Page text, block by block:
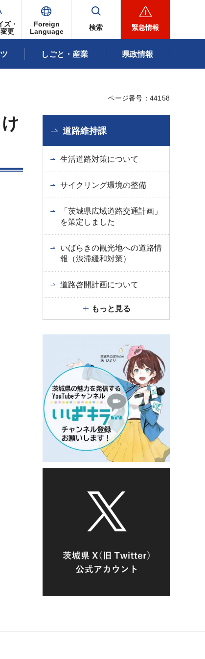
ズ・
更
Foreign
Language
検索 緊急情報
しごと・産業 県政情報
ページ番号：44158
道路維持課
生活道路対策について
サイクリング環境の整備
「茨城県広域道路交通計画」
を策定しました
いばらきの観光地への道路情
報（渋滞緩和対策）
道路啓開計画について
もっと見る